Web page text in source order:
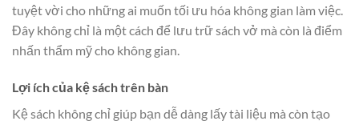
tuyệt vời cho những ai muốn tối ưu hóa không gian làm việc.
Đây không chỉ là một cách để lưu trữ sách vở mà còn là điểm
nhấn thẩm mỹ cho không gian.
Lợi ích của kệ sách trên bàn
Kệ sách không chỉ giúp bạn dễ dàng lấy tài liệu mà còn tạo